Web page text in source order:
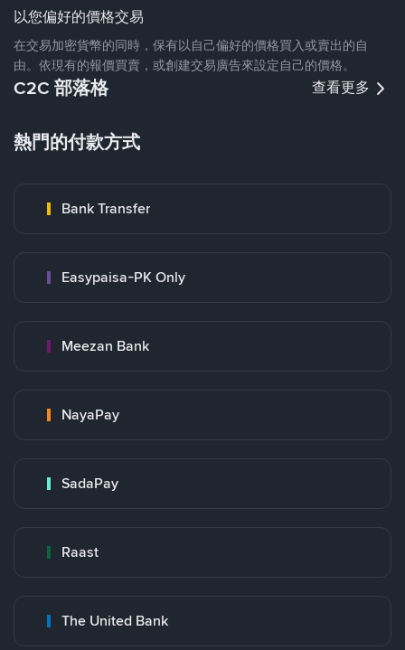
以您偏好的價格交易
在交易加密貨幣的同時，保有以自己偏好的價格買入或賣出的自
由。依現有的報價買賣，或創建交易廣告來設定自己的價格。
C2C 部落格 查看更多
熱門的付款方式
Bank Transfer
Easypaisa-PK Only
Meezan Bank
NayaPay
SadaPay
Raast
The United Bank